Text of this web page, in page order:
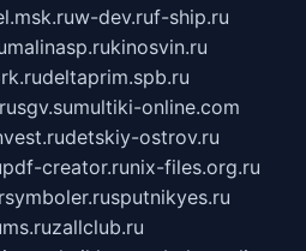
w-dev.ruf-ship.ru
malinasp.rukinosvin.ru
deltaprim.spb.ru
sgv.sumultiki-online.com
detskiy-ostrov.ru
pdf-creator.runix-files.org.ru
sputnikyes.ru
zallclub.ru